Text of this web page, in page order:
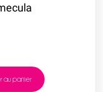
au panier